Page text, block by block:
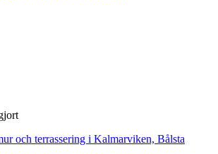
och terrassering i Kalmarviken, Bålsta